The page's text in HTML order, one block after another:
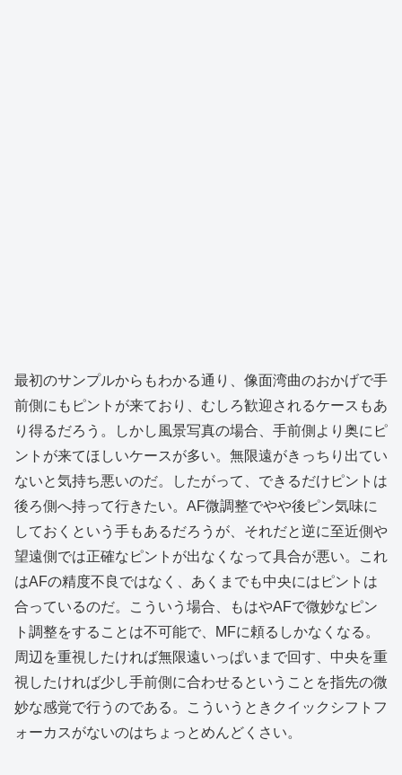
最初のサンプルからもわかる通り、像面湾曲のおかげで手
前側にもピントが来ており、むしろ歓迎されるケースもあ
り得るだろう。しかし風景写真の場合、手前側より奥にピ
ントが来てほしいケースが多い。無限遠がきっちり出てい
ないと気持ち悪いのだ。したがって、できるだけピントは
後ろ側へ持って行きたい。AF微調整でやや後ピン気味に
しておくという手もあるだろうが、それだと逆に至近側や
望遠側では正確なピントが出なくなって具合が悪い。これ
はAFの精度不良ではなく、あくまでも中央にはピントは
合っているのだ。こういう場合、もはやAFで微妙なピン
ト調整をすることは不可能で、MFに頼るしかなくなる。
周辺を重視したければ無限遠いっぱいまで回す、中央を重
視したければ少し手前側に合わせるということを指先の微
妙な感覚で行うのである。こういうときクイックシフトフ
ォーカスがないのはちょっとめんどくさい。